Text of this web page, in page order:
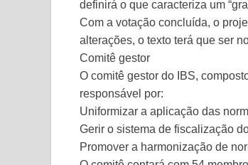
definirá o que caracteriza um
Com a votação concluída, o
alterações, o texto terá que ser
Comitê gestor
O comitê gestor do IBS,
responsável por:
Uniformizar a aplicação das
Gerir o sistema de fiscalização
Promover a harmonização de